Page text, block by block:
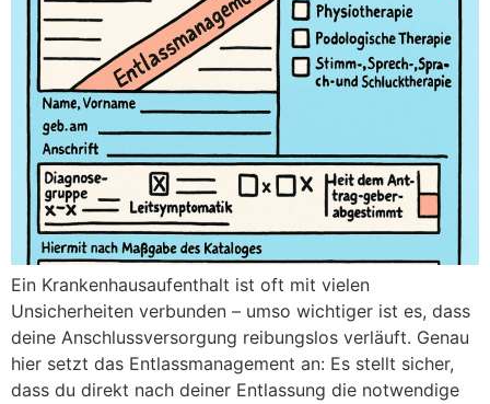
Ein Krankenhausaufenthalt ist oft mit vielen
Unsicherheiten verbunden – umso wichtiger ist es, dass
deine Anschlussversorgung reibungslos verläuft. Genau
hier setzt das Entlassmanagement an: Es stellt sicher,
dass du direkt nach deiner Entlassung die notwendige